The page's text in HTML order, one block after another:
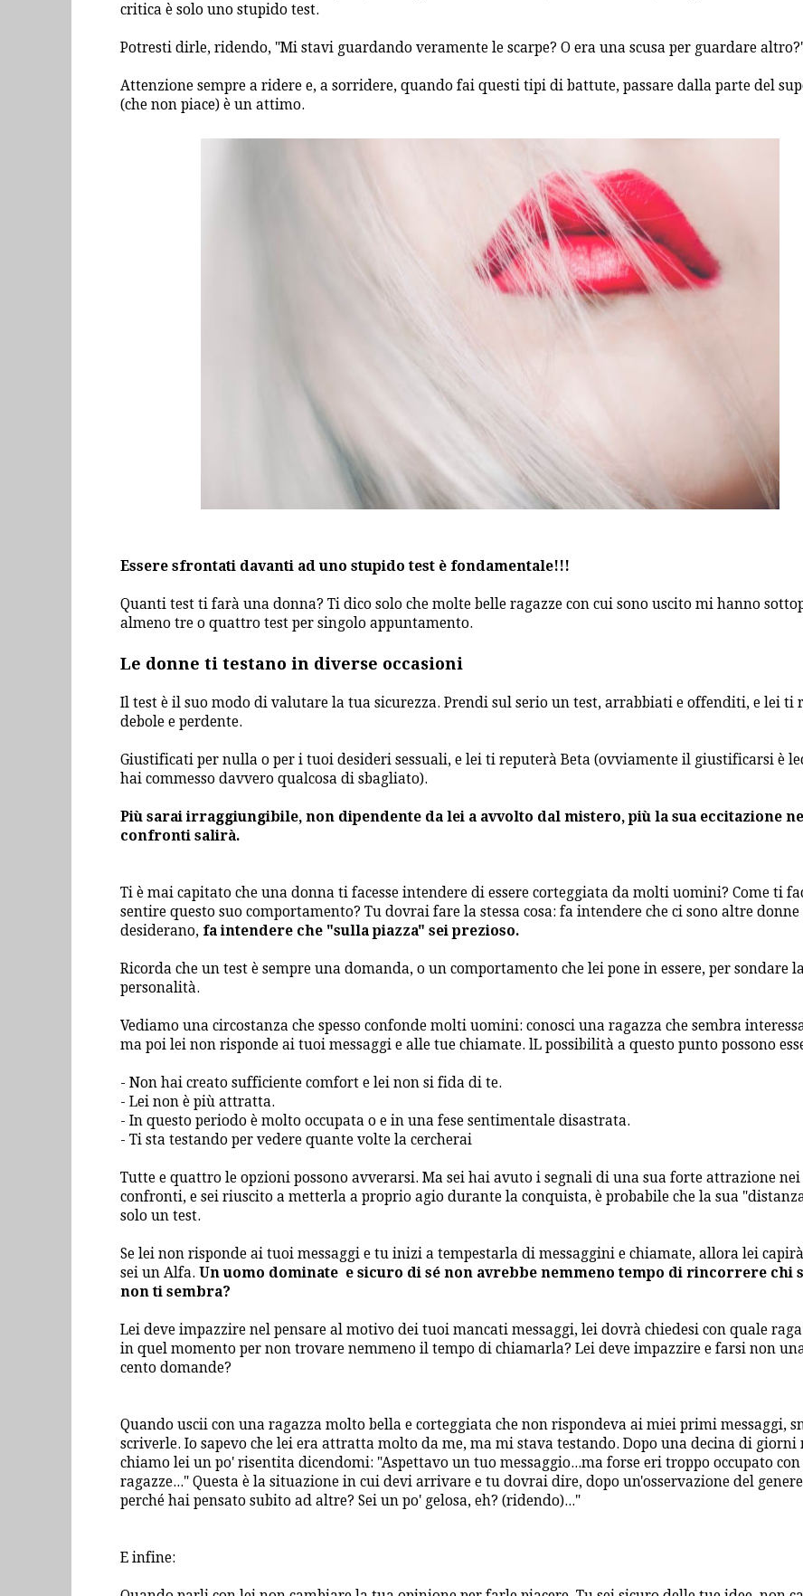
critica è solo uno stupido test.
Potresti dirle, ridendo, "Mi stavi guardando veramente le scarpe? O era una scusa per guardare
Attenzione sempre a ridere e, a sorridere, quando fai questi tipi di battute, passare dalla parte del
(che non piace) è un attimo.
Essere sfrontati davanti ad uno stupido test è fondamentale!!!
Quanti test ti farà una donna? Ti dico solo che molte belle ragazze con cui sono uscito mi hanno
almeno tre o quattro test per singolo appuntamento.
Le donne ti testano in diverse occasioni
Il test è il suo modo di valutare la tua sicurezza. Prendi sul serio un test, arrabbiati e offenditi, e lei ti
debole e perdente.
Giustificati per nulla o per i tuoi desideri sessuali, e lei ti reputerà Beta (ovviamente il giustificarsi è
hai commesso davvero qualcosa di sbagliato).
Più sarai irraggiungibile, non dipendente da lei a avvolto dal mistero, più la sua eccitazione
confronti salirà.
Ti è mai capitato che una donna ti facesse intendere di essere corteggiata da molti uomini? Come ti
sentire questo suo comportamento? Tu dovrai fare la stessa cosa: fa intendere che ci sono altre donne
desiderano, fa intendere che "sulla piazza" sei prezioso.
Ricorda che un test è sempre una domanda, o un comportamento che lei pone in essere, per sondare
personalità.
Vediamo una circostanza che spesso confonde molti uomini: conosci una ragazza che sembra
ma poi lei non risponde ai tuoi messaggi e alle tue chiamate. lL possibilità a questo punto possono
- Non hai creato sufficiente comfort e lei non si fida di te.
- Lei non è più attratta.
- In questo periodo è molto occupata o e in una fese sentimentale disastrata.
- Ti sta testando per vedere quante volte la cercherai
Tutte e quattro le opzioni possono avverarsi. Ma sei hai avuto i segnali di una sua forte attrazione
confronti, e sei riuscito a metterla a proprio agio durante la conquista, è probabile che la sua
solo un test.
Se lei non risponde ai tuoi messaggi e tu inizi a tempestarla di messaggini e chiamate, allora lei
sei un Alfa. Un uomo dominate e sicuro di sé non avrebbe nemmeno tempo di rincorrere chi
non ti sembra?
Lei deve impazzire nel pensare al motivo dei tuoi mancati messaggi, lei dovrà chiedesi con quale
in quel momento per non trovare nemmeno il tempo di chiamarla? Lei deve impazzire e farsi non
cento domande?
Quando uscii con una ragazza molto bella e corteggiata che non rispondeva ai miei primi messaggi,
scriverle. Io sapevo che lei era attratta molto da me, ma mi stava testando. Dopo una decina di giorni
chiamo lei un po' risentita dicendomi: "Aspettavo un tuo messaggio...ma forse eri troppo occupato
ragazze..." Questa è la situazione in cui devi arrivare e tu dovrai dire, dopo un'osservazione del
perché hai pensato subito ad altre? Sei un po' gelosa, eh? (ridendo)..."
E infine: